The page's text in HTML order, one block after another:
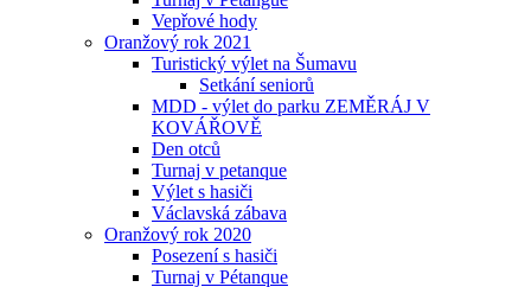
Vepřové hody
Oranžový rok 2021
Turistický výlet na Šumavu
Setkání seniorů
MDD - výlet do parku ZEMĚRÁJ V
KOVÁŘOVĚ
Den otců
Turnaj v petanque
Výlet s hasiči
Václavská zábava
Oranžový rok 2020
Posezení s hasiči
Turnaj v Pétanque